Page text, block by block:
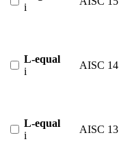
i
L-equal
i
AISC 14
L-equal
i
AISC 13